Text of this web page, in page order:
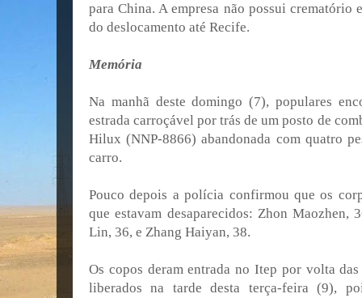
para China. A empresa não possui crematório
do deslocamento até Recife.
Memória
Na manhã deste domingo (7), populares
estrada carroçável por trás de um posto de
Hilux (NNP-8866) abandonada com quatro
carro.
Pouco depois a polícia confirmou que os
que estavam desaparecidos: Zhon
Lin, 36, e Zhang Haiyan, 38.
Os copos deram entrada no Itep por volta
liberados na tarde desta terça-feira (9),